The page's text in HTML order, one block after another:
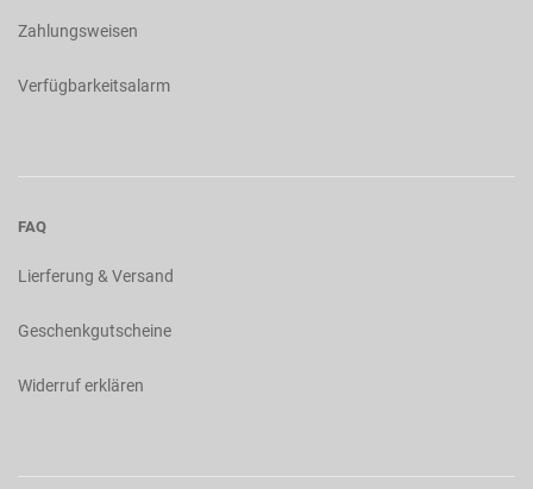
Zahlungsweisen
Verfügbarkeitsalarm
FAQ
Lierferung & Versand
Geschenkgutscheine
Widerruf erklären